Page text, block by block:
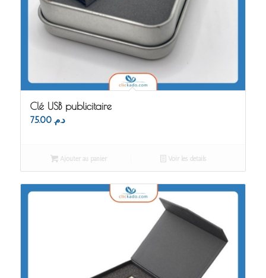
Clé USB publicitaire
د.م. 75.00
Ajouter au panier Voir les détails